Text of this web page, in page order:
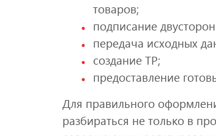
товаров;
подписание
передача исходных
создание ТР;
предоставление
Для правильного
разбираться не только в